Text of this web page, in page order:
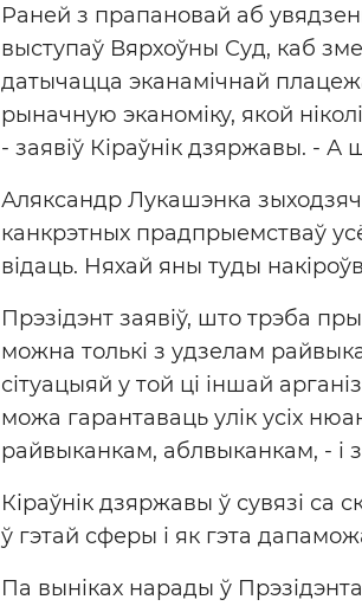
Раней з прапановай аб
выступаў Вярхоўны Суд, каб
датычацца эканамічнай
рыначную эканоміку, якой
- заявіў Кіраўнік дзяржавы. - А
Аляксандр Лукашэнка
канкрэтных прадпрыемстваў
відаць. Няхай яны туды
Прэзідэнт заявіў, што трэба
можна толькі з удзелам
сітуацыяй у той ці іншай
можа гарантаваць улік усіх
райвыканкам, аблвыканкам, - і з
Кіраўнік дзяржавы ў сувязі са
ў гэтай сферы і як гэта
Па выніках нарады ў